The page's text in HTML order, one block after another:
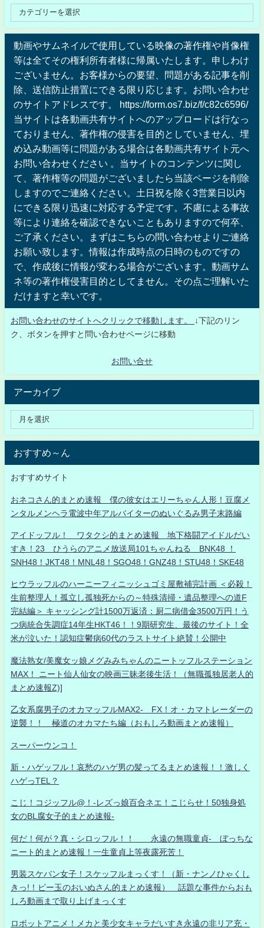
動画やサムネイルで使用している映像の著作権や肖像権
等は全てその権利所有者様に帰属いたします。申しわけ
ございません。お客様からの要望、問題がある記事を削
除、送信防止措置にできる限り応じます。お問い合わせ
のサイトアドレスです。 https://form.os7.biz/f/c82c6596/
当サイトは各動画共有サイトへのアップロードは行なっ
ておりません、著作権の侵害を目的としていません、埋
め込み動画等に問題がある場合は各動画共有サイト元へ
お問い合わせください 。当サイトのコンテンツに関し
て、著作権等の問題がございましたら当該ページを削除
しますのでご連絡ください。土日祝を除く3営業日以内
にできる限り迅速に対応する予定です。不慮による事故
等により連絡を確認できないこともありますので何卒、
ご了承ください。まずはこちらの問い合わせよりご連絡
お願い致します。情報は作成時点の日時のものですの
で、作成後に情報が変わる場合がございます。動画サム
ネ等の著作権侵害目的としてません。その点ご理解いた
だけますと幸いです。
お問い合わせのサイトへクリックで移動します。
↓下記のリン
ク、ボタンを押すと問い合わせページに移動
お問い合せ
アーカイブ
おすすめ～ん
おすすめサイト
おネコさん的まとめ速報 僕の彼女はエリーちゃん人形！豆腐メ
ンタルメンヘラ電波中年アルバイターのぬいぐるみ男子末路編
アイドッフル！ ワタクシ的まとめ速報 地下格闘アイドルだい
すき！23 ひうらのアニメ放送局101ちゃんねる BNK48 ！
SNH48！JKT48！MNL48！SGO48！GNZ48！STU48！SKE48
ヒウラッフルのハーニーフィニッシュゴミ屋敷補完計画 ＜必殺！
生前整理人！孤立し孤独死からの～特殊清掃・遺品整理への道F
完結編＞ キャッシング計1500万返済：厨二病借金3500万円！う
つ病統合失調症14年生HKT46！！9期研究生、最後のサイト！全
米が泣いた！認知症鬱病60代のラストサイト絶賛！公開中
魔法熟女/美魔女ッ娘メグみみちゃんのニートッフルステーション
MAX！ ニート仙人仙女の映画三昧老後生活！（無職孤独居老人的
まとめ速報Z)]
乙女系腐男子のオカマッフルMAX2- FX！オ・カマトレーダーの
逆襲！！ 極道のオカマたち編（おもしろ動画まとめ速報）
スーパーウンコ！
新・ハゲッフル！哀愁のハゲ男の髪ってるまとめ速報！！激しく
ハゲっTEL？
こじ！コジッフル@！-レズっ娘百合ネエ！こじらせ！50独身処
女のBL腐女子的まとめ速報-
何だ！何が？真・シロッフル！！ 永遠の無職童貞- ぼっちな
ニート的まとめ速報！一生童貞上等夜露死苦！
男装スケバン女子！スケッフルまっくす！（新・ナンノひゃくし
きっ!！ビー玉のおいぬさん的まとめ速報） 話題な事件からおも
しろ動画まで取り上げまっくす
ロボットアニメ！メカと美少女キャラだいすき永遠の非リア充・